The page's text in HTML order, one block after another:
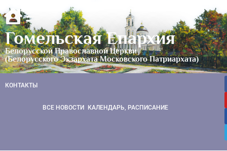
Гомельская Епархия
Белорусской Православной Церкви
(Белорусского Экзархата Московского Патриархата)
КОНТАКТЫ
ВСЕ НОВОСТИ КАЛЕНДАРЬ, РАСПИСАНИЕ